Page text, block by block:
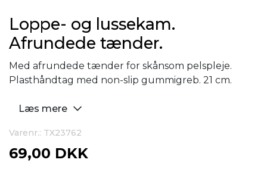
Loppe- og lussekam.
Afrundede tænder.
Med afrundede tænder for skånsom pelspleje.
Plasthåndtag med non-slip gummigreb. 21 cm.
Læs mere
Varenr.: TX23762
69,00 DKK